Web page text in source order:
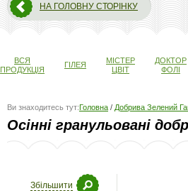
НА ГОЛОВНУ СТОРІНКУ
ВСЯ
ПРОДУКЦІЯ
ГІЛЕЯ
МІСТЕР
ЦВІТ
ДОКТОР
ФОЛІ
Ви знаходитесь тут:Головна / Добрива Зелений
Осінні гранульовані
Збільшити